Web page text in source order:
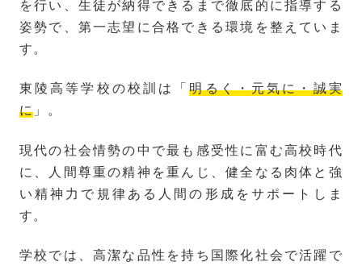
を行い、生徒が納得できるまで徹底的に指導する
姿勢で、第一志望に合格できる環境を整えていま
す。
東陵高等学校の校訓は「明るく・元気に・誠実
に 」。
現代の社会情勢の中で最も感受性に富む高校時代
に、人間尊重の精神を重んじ、健全なる肉体と強
い精神力で規律ある人間の形成をサポートしま
す。
学校では、高潔な品性を持ち国際化社会で活躍で